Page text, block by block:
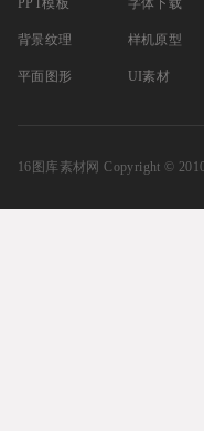
PPT模板
背景纹理
平面图形
字体下载
样机原型
UI素材
16图库素材网 Copyright ©